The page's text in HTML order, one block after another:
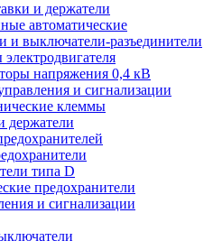
и держатели
автоматические
и выключатели-разъединители
напряжения 0,4 кВ
и сигнализации
клеммы
держатели
типа D
предохранители
и сигнализации